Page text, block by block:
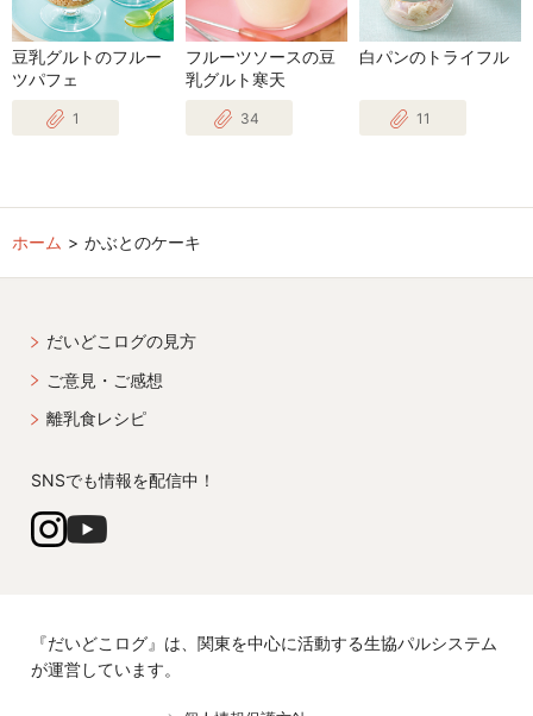
豆乳グルトのフルー
ツパフェ
1
フルーツソースの豆
乳グルト寒天
34
白パンのトライフル
11
ホーム かぶとのケーキ
だいどこログの見方
ご意見・ご感想
離乳食レシピ
SNSでも情報を配信中！
『だいどこログ』は、関東を中心に活動する生協パルシステム
が運営しています。